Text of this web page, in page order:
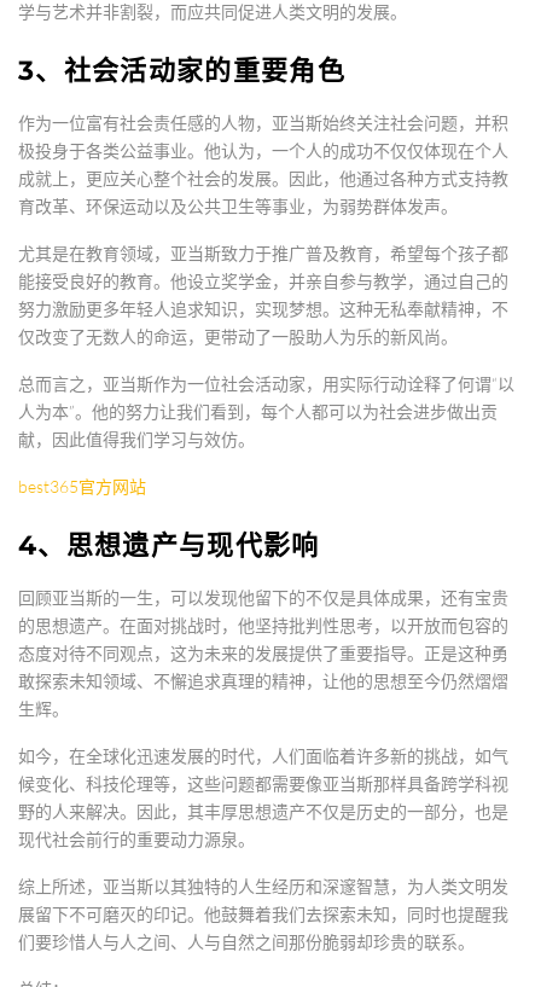
学与艺术并非割裂，而应共同促进人类文明的发展。
3、社会活动家的重要角色
作为一位富有社会责任感的人物，亚当斯始终关注社会问题，并积
极投身于各类公益事业。他认为，一个人的成功不仅仅体现在个人
成就上，更应关心整个社会的发展。因此，他通过各种方式支持教
育改革、环保运动以及公共卫生等事业，为弱势群体发声。
尤其是在教育领域，亚当斯致力于推广普及教育，希望每个孩子都
能接受良好的教育。他设立奖学金，并亲自参与教学，通过自己的
努力激励更多年轻人追求知识，实现梦想。这种无私奉献精神，不
仅改变了无数人的命运，更带动了一股助人为乐的新风尚。
总而言之，亚当斯作为一位社会活动家，用实际行动诠释了何谓“以
人为本”。他的努力让我们看到，每个人都可以为社会进步做出贡
献，因此值得我们学习与效仿。
best365官方网站
4、思想遗产与现代影响
回顾亚当斯的一生，可以发现他留下的不仅是具体成果，还有宝贵
的思想遗产。在面对挑战时，他坚持批判性思考，以开放而包容的
态度对待不同观点，这为未来的发展提供了重要指导。正是这种勇
敢探索未知领域、不懈追求真理的精神，让他的思想至今仍然熠熠
生辉。
如今，在全球化迅速发展的时代，人们面临着许多新的挑战，如气
候变化、科技伦理等，这些问题都需要像亚当斯那样具备跨学科视
野的人来解决。因此，其丰厚思想遗产不仅是历史的一部分，也是
现代社会前行的重要动力源泉。
综上所述，亚当斯以其独特的人生经历和深邃智慧，为人类文明发
展留下不可磨灭的印记。他鼓舞着我们去探索未知，同时也提醒我
们要珍惜人与人之间、人与自然之间那份脆弱却珍贵的联系。